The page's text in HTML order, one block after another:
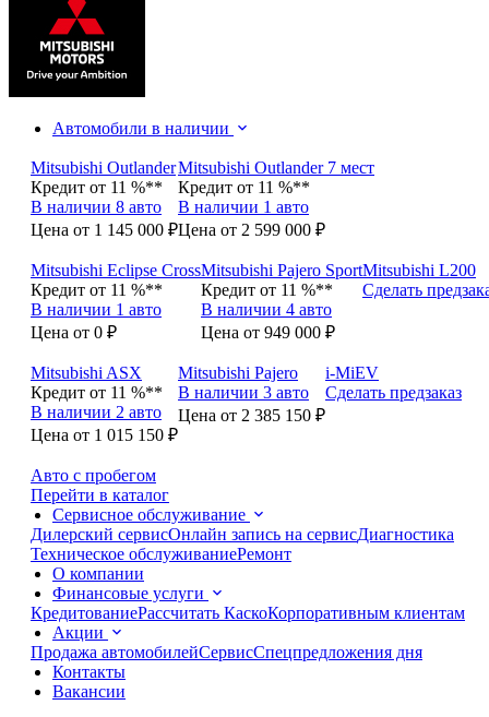
Автомобили в наличии
Mitsubishi Outlander
Кредит от 11 %**
В наличии 8 авто
Цена от 1 145 000 ₽
Mitsubishi Outlander 7 мест
Кредит от 11 %**
В наличии 1 авто
Цена от 2 599 000 ₽
Mitsubishi Eclipse Cross
Кредит от 11 %**
В наличии 1 авто
Цена от 0 ₽
Mitsubishi Pajero Sport
Кредит от 11 %**
В наличии 4 авто
Цена от 949 000 ₽
Mitsubishi L200
Сделать
Mitsubishi ASX
Кредит от 11 %**
В наличии 2 авто
Цена от 1 015 150 ₽
Mitsubishi Pajero
В наличии 3 авто
Цена от 2 385 150 ₽
i-MiEV
Сделать предзаказ
Авто с пробегом
Перейти в каталог
Сервисное обслуживание
Дилерский сервисОнлайн запись на сервисДиагностика
Техническое обслуживаниеРемонт
О компании
Финансовые услуги
КредитованиеРассчитать КаскоКорпоративным клиентам
Акции
Продажа автомобилейСервисСпецпредложения дня
Контакты
Вакансии